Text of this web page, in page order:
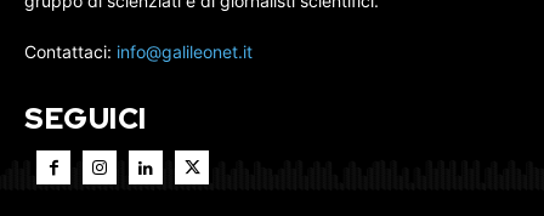
Contattaci: info@galileonet.it
SEGUICI